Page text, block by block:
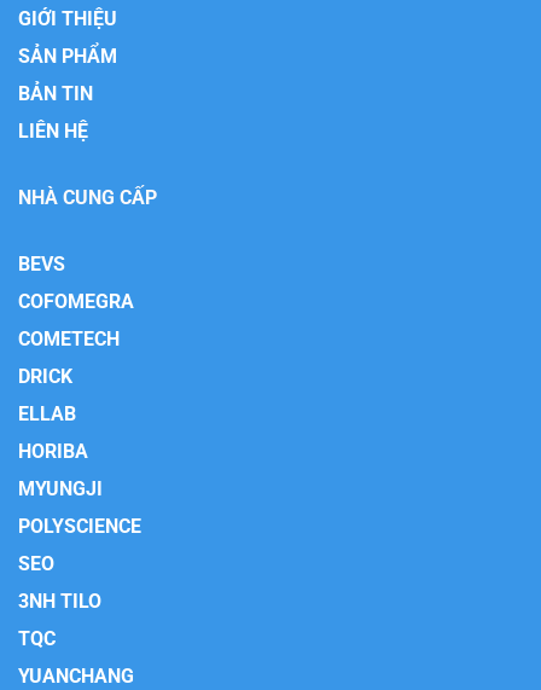
GIỚI THIỆU
SẢN PHẨM
BẢN TIN
LIÊN HỆ
NHÀ CUNG CẤP
BEVS
COFOMEGRA
COMETECH
DRICK
ELLAB
HORIBA
MYUNGJI
POLYSCIENCE
SEO
3NH TILO
TQC
YUANCHANG